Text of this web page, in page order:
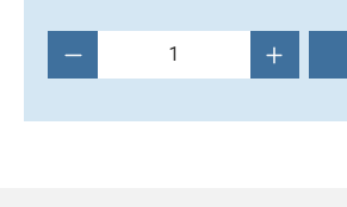
Produkt Anzahl: Gib den